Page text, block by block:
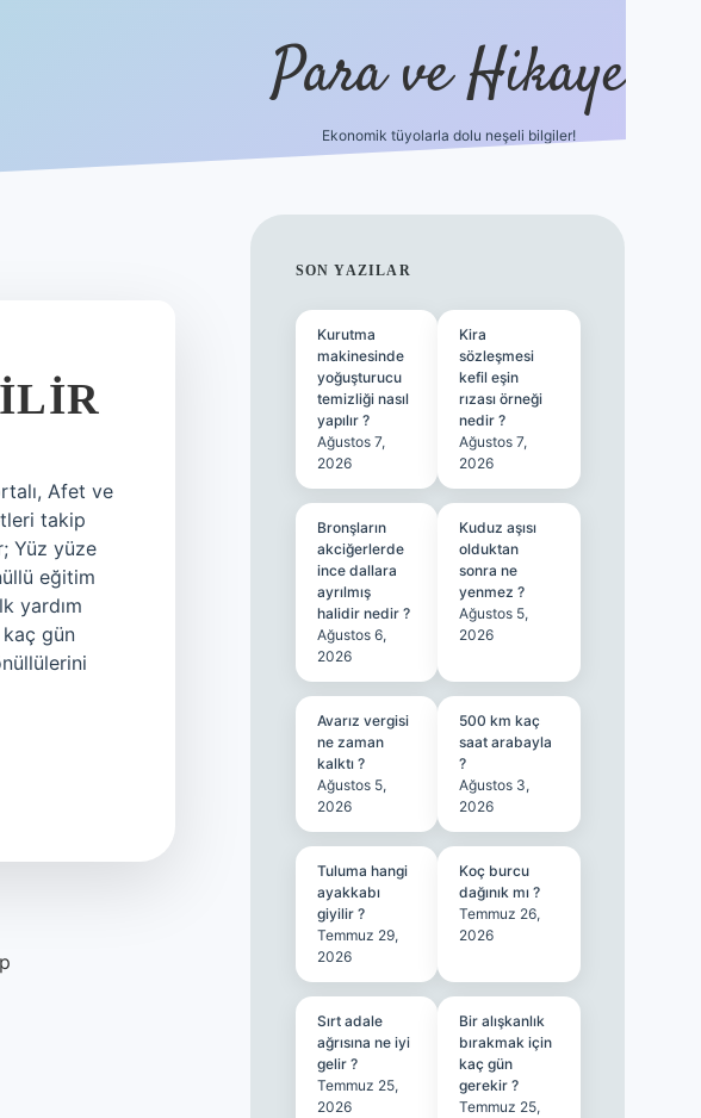
Para ve Hikaye
Ekonomik tüyolarla dolu neşeli bilgiler!
Afet ve
takip
Yüz yüze
eğitim
yardım
kaç gün
SIDEBAR
SON YAZILAR
Kurutma
makinesinde
yoğuşturucu
temizliği nasıl
yapılır ?
Ağustos 7,
2026
Kira
sözleşmesi
kefil eşin
rızası örneği
nedir ?
Ağustos 7,
2026
Bronşların
akciğerlerde
ince dallara
ayrılmış
halidir nedir ?
Ağustos 6,
2026
Kuduz aşısı
olduktan
sonra ne
yenmez ?
Ağustos 5,
2026
Avarız vergisi
ne zaman
kalktı ?
Ağustos 5,
2026
500 km kaç
saat arabayla
?
Ağustos 3,
2026
Tuluma hangi
ayakkabı
giyilir ?
Temmuz 29,
2026
Koç burcu
dağınık mı ?
Temmuz 26,
2026
Sırt adale
ağrısına ne iyi
gelir ?
Temmuz 25,
2026
Bir alışkanlık
bırakmak için
kaç gün
gerekir ?
Temmuz 25,
hiltonbet